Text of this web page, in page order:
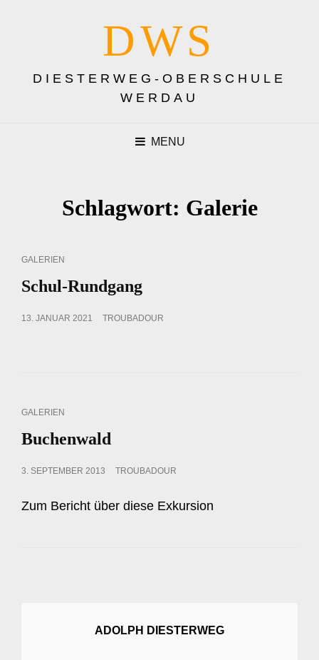
DWS
DIESTERWEG-OBERSCHULE
WERDAU
MENU
Schlagwort: Galerie
CAT
LINKS
GALERIEN
Schul-Rundgang
POSTED
13. JANUAR 2021 TROUBADOUR
CAT
GALERIEN
Buchenwald
POSTED
3. SEPTEMBER 2013 TROUBADOUR
Zum Bericht über diese Exkursion
ADOLPH DIESTERWEG